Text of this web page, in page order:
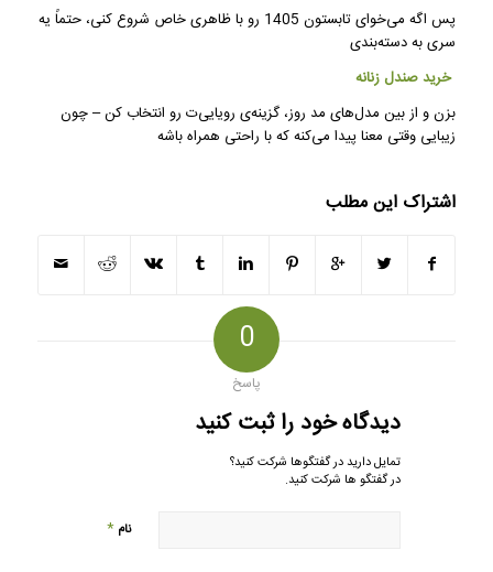
پس اگه می‌خوای تابستون 1405 رو با ظاهری خاص شروع کنی، حتماً یه
سری به دسته‌بندی
خرید صندل زنانه
بزن و از بین مدل‌های مد روز، گزینه‌ی رویایی‌ت رو انتخاب کن – چون
زیبایی وقتی معنا پیدا می‌کنه که با راحتی همراه باشه
اشتراک این مطلب
0
پاسخ
دیدگاه خود را ثبت کنید
تمایل دارید در گفتگوها شرکت کنید؟
در گفتگو ها شرکت کنید.
نام *